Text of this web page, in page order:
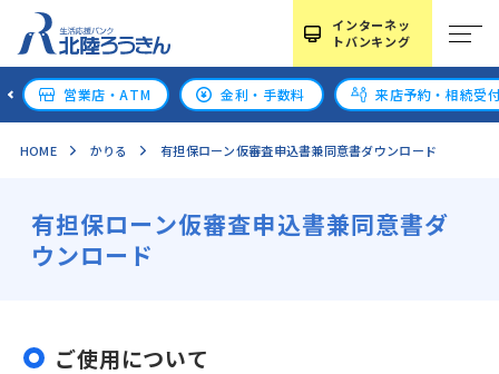
インターネッ
トバンキング
営業店・ATM 金利・手数料 来店予約・相続受
HOME かりる 有担保ローン仮審査申込書兼同意書ダウンロード
有担保ローン仮審査申込書兼同意書ダ
ウンロード
ご使用について